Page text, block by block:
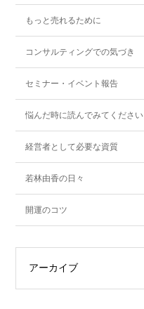
もっと売れるために
コンサルティングでの気づき
セミナー・イベント報告
悩んだ時に読んでみてください
経営者として必要な資質
若林由香の日々
開運のコツ